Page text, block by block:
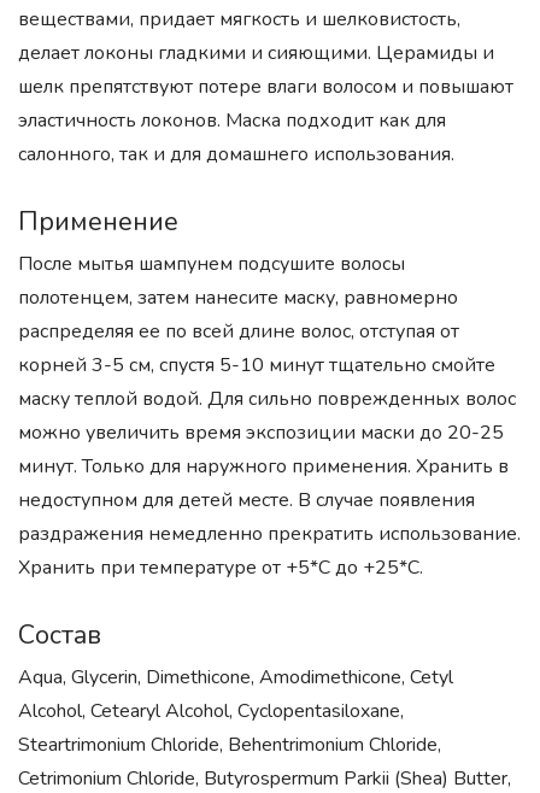
веществами, придает мягкость и шелковистость,
делает локоны гладкими и сияющими. Церамиды и
шелк препятствуют потере влаги волосом и повышают
эластичность локонов. Маска подходит как для
салонного, так и для домашнего использования.
Применение
После мытья шампунем подсушите волосы
полотенцем, затем нанесите маску, равномерно
распределяя ее по всей длине волос, отступая от
корней 3-5 см, спустя 5-10 минут тщательно смойте
маску теплой водой. Для сильно поврежденных волос
можно увеличить время экспозиции маски до 20-25
минут. Только для наружного применения. Хранить в
недоступном для детей месте. В случае появления
раздражения немедленно прекратить использование.
Хранить при температуре от +5*С до +25*С.
Состав
Aqua, Glycerin, Dimethicone, Amodimethicone, Cetyl
Alcohol, Cetearyl Alcohol, Cyclopentasiloxane,
Steartrimonium Chloride, Behentrimonium Chloride,
Cetrimonium Chloride, Butyrospermum Parkii (Shea) Butter,